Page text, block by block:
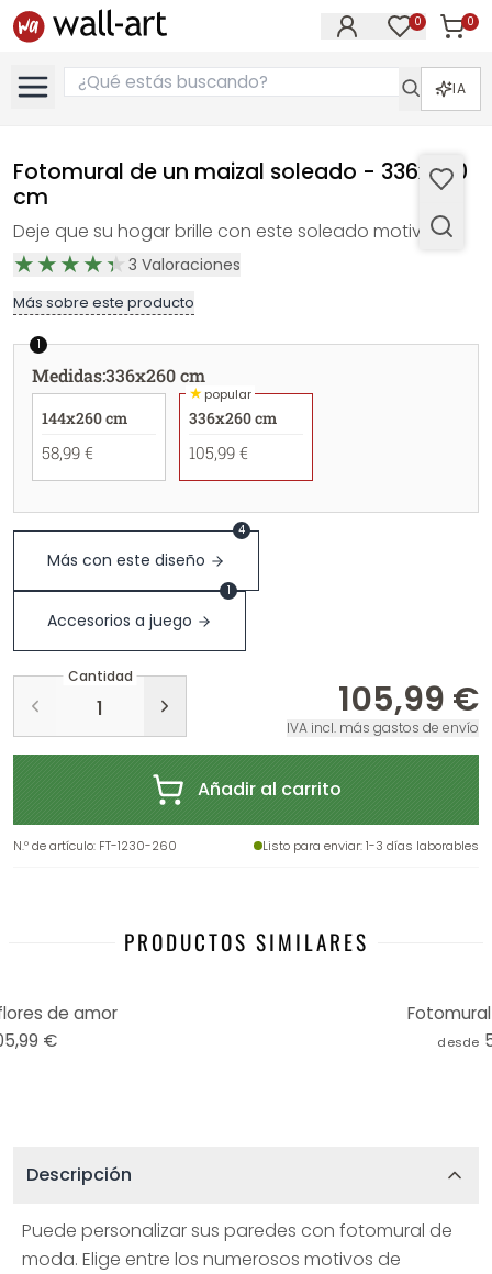
0 0
IA
Fotomural de un maizal soleado - 336x260
cm
Deje que su hogar brille con este soleado motivo
3 Valoraciones
Más sobre este producto
1
Medidas:336x260 cm
144x260 cm
58,99 €
★popular
336x260 cm
105,99 €
Más con este diseño
4
Accesorios a juego
1
Cantidad
105,99 €
IVA incl. más gastos de envío
Añadir al carrito
N.º de artículo: FT-1230-260 Listo para enviar: 1-3 días laborables
PRODUCTOS SIMILARES
de amor
€
desde
Descripción
Puede personalizar sus paredes con fotomural de
moda. Elige entre los numerosos motivos de